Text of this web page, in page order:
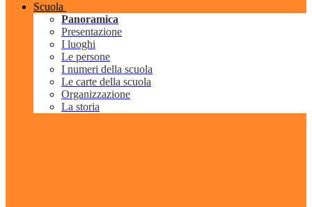
Scuola
Panoramica
Presentazione
I luoghi
Le persone
I numeri della scuola
Le carte della scuola
Organizzazione
La storia